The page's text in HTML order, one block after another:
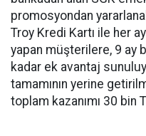
promosyondan
Troy Kredi Kartı ile her
yapan müşterilere, 9 ay
kadar ek avantaj
tamamının yerine
toplam kazanımı 30 bin